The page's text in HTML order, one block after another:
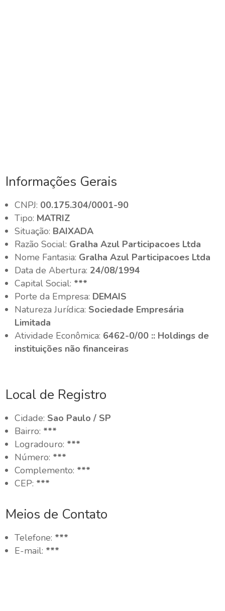
Informações Gerais
CNPJ: 00.175.304/0001-90
Tipo: MATRIZ
Situação: BAIXADA
Razão Social: Gralha Azul Participacoes Ltda
Nome Fantasia: Gralha Azul Participacoes Ltda
Data de Abertura: 24/08/1994
Capital Social: ***
Porte da Empresa: DEMAIS
Natureza Jurídica: Sociedade Empresária
Limitada
Atividade Econômica: 6462-0/00 :: Holdings de
instituições não financeiras
Local de Registro
Cidade: Sao Paulo / SP
Bairro: ***
Logradouro: ***
Número: ***
Complemento: ***
CEP: ***
Meios de Contato
Telefone: ***
E-mail: ***